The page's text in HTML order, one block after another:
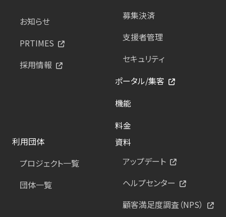
お知らせ
PRTIMES
採用情報
募集決済
支援者管理
セキュリティ
ポータル/集客
機能
料金
利用団体
プロジェクト一覧
団体一覧
資料
アップデート
ヘルプセンター
顧客満足度調査（NPS）